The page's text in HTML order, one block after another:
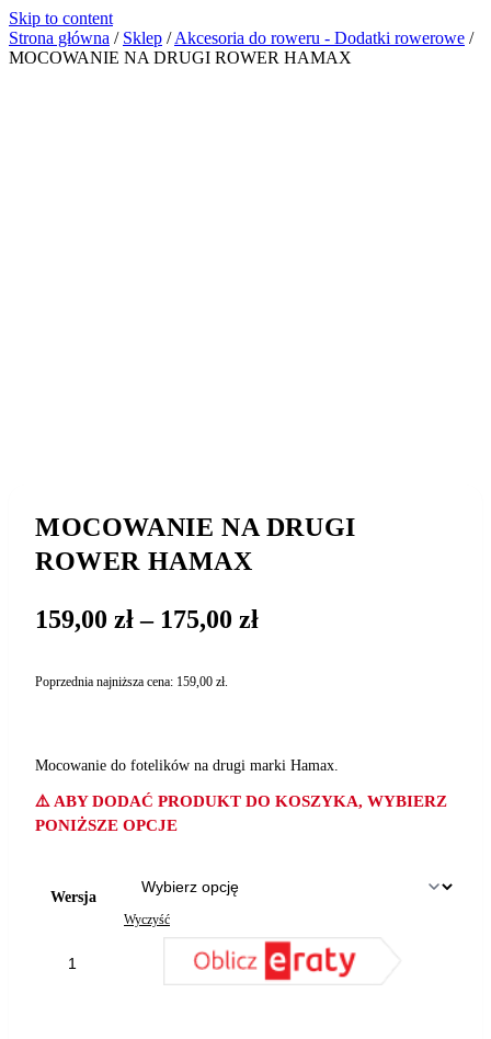
Skip to content
Strona główna / Sklep / Akcesoria do roweru - Dodatki rowerowe /
MOCOWANIE NA DRUGI ROWER HAMAX
MOCOWANIE NA DRUGI
ROWER HAMAX
159,00 zł – 175,00 złZakres
175,00 zł
Poprzednia najniższa cena: 159,00 zł.
Mocowanie do fotelików na drugi marki Hamax.
⚠️ ABY DODAĆ PRODUKT DO KOSZYKA, WYBIERZ
PONIŻSZE OPCJE
Wersja
Wyczyść